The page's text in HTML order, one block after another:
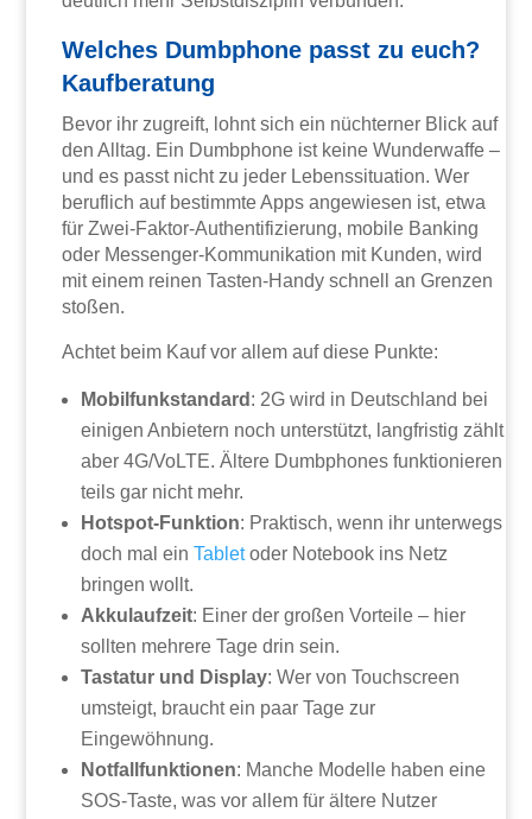
Welches Dumbphone passt zu euch?
Kaufberatung
Bevor ihr zugreift, lohnt sich ein nüchterner Blick auf
den Alltag. Ein Dumbphone ist keine Wunderwaffe –
und es passt nicht zu jeder Lebenssituation. Wer
beruflich auf bestimmte Apps angewiesen ist, etwa
für Zwei-Faktor-Authentifizierung, mobile Banking
oder Messenger-Kommunikation mit Kunden, wird
mit einem reinen Tasten-Handy schnell an Grenzen
stoßen.
Achtet beim Kauf vor allem auf diese Punkte:
Mobilfunkstandard : 2G wird in Deutschland bei
einigen Anbietern noch unterstützt, langfristig zählt
aber 4G/VoLTE. Ältere Dumbphones funktionieren
teils gar nicht mehr.
Hotspot-Funktion: Praktisch, wenn ihr unterwegs
doch mal einTabletoder Notebook ins Netz
bringen wollt.
Akkulaufzeit: Einer der großen Vorteile – hier
sollten mehrere Tage drin sein.
Tastatur und Display: Wer von Touchscreen
umsteigt, braucht ein paar Tage zur
Eingewöhnung.
Notfallfunktionen: Manche Modelle haben eine
SOS-Taste, was vor allem für ältere Nutzer